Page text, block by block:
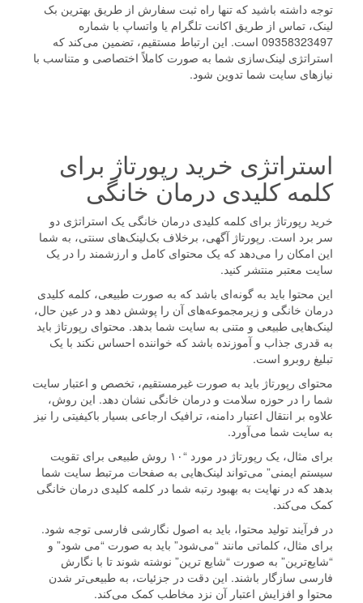
توجه داشته باشید که تنها راه ثبت سفارش از طریق بهترین بک
لینک، تماس از طریق اکانت تلگرام یا واتساپ با شماره
09358323497 است. این ارتباط مستقیم، تضمین می‌کند که
استراتژی لینک‌سازی شما به صورت کاملاً اختصاصی و متناسب با
نیازهای سایت شما تدوین شود.
استراتژی خرید رپورتاژ برای
کلمه کلیدی درمان خانگی
خرید رپورتاژ برای کلمه کلیدی درمان خانگی یک استراتژی دو
سر برد است. رپورتاژ آگهی، برخلاف بک‌لینک‌های سنتی، به شما
این امکان را می‌دهد که یک محتوای کامل و ارزشمند را در یک
سایت معتبر منتشر کنید.
این محتوا باید به گونه‌ای باشد که به صورت طبیعی، کلمه کلیدی
درمان خانگی و زیرمجموعه‌های آن را پوشش دهد و در عین حال،
لینک‌هایی طبیعی و متنی به سایت شما بدهد. محتوای رپورتاژ باید
به قدری جذاب و آموزنده باشد که خواننده احساس نکند با یک
تبلیغ روبرو است.
محتوای رپورتاژ باید به صورت غیرمستقیم، تخصص و اعتبار سایت
شما را در حوزه سلامت و درمان خانگی نشان دهد. این روش،
علاوه بر انتقال اعتبار دامنه، ترافیک ارجاعی بسیار باکیفیتی را نیز
به سایت شما می‌آورد.
برای مثال، یک رپورتاژ در مورد “۱۰ روش طبیعی برای تقویت
سیستم ایمنی” می‌تواند لینک‌هایی به صفحات مرتبط سایت شما
بدهد که در نهایت به بهبود رتبه شما در کلمه کلیدی درمان خانگی
کمک می‌کند.
در فرآیند تولید محتوا، باید به اصول نگارشی فارسی توجه شود.
برای مثال، کلماتی مانند “می‌شود” باید به صورت “می شود” و
“شایع‌ترین” به صورت “شایع ترین” نوشته شوند تا با نگارش
فارسی سازگار باشند. این دقت در جزئیات، به طبیعی‌تر شدن
محتوا و افزایش اعتبار آن نزد مخاطب کمک می‌کند.